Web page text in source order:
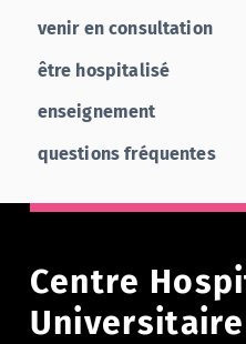
venir en consultation
être hospitalisé
enseignement
questions fréquentes
Centre